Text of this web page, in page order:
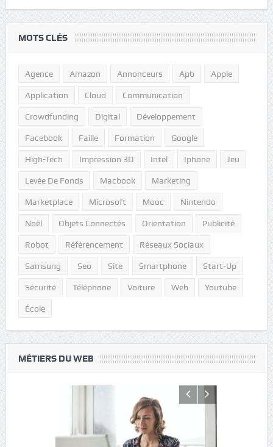
MOTS CLÉS
Agence Amazon Annonceurs Apb Apple
Application Cloud Communication
Crowdfunding Digital Développement
Facebook Faille Formation Google
High-Tech Impression 3D Intel Iphone Jeu
Levée De Fonds Macbook Marketing
Marketplace Microsoft Mooc Nintendo
Noël Objets Connectés Orientation Publicité
Robot Référencement Réseaux Sociaux
Samsung Seo Site Smartphone Start-Up
Sécurité Téléphone Voiture Web Youtube
École
MÉTIERS DU WEB